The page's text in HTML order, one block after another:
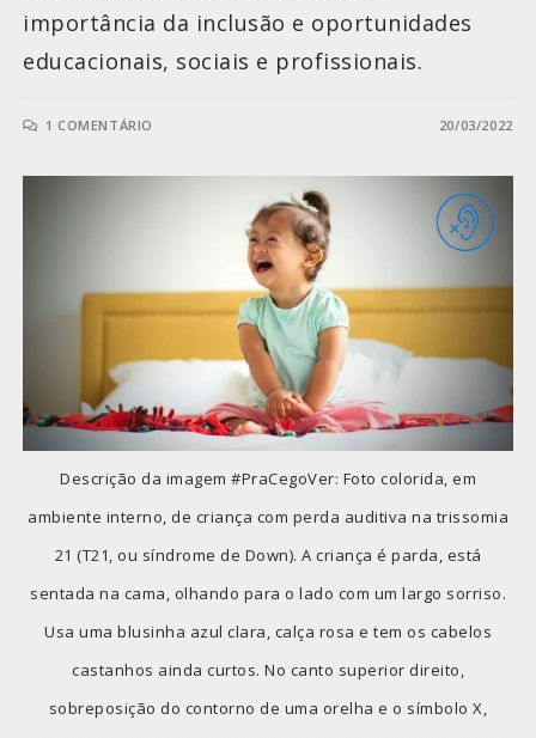
importância da inclusão e oportunidades
educacionais, sociais e profissionais.
1 COMENTÁRIO 20/03/2022
Descrição da imagem #PraCegoVer: Foto colorida, em
ambiente interno, de criança com perda auditiva na trissomia
21 (T21, ou síndrome de Down). A criança é parda, está
sentada na cama, olhando para o lado com um largo sorriso.
Usa uma blusinha azul clara, calça rosa e tem os cabelos
castanhos ainda curtos. No canto superior direito,
sobreposição do contorno de uma orelha e o símbolo X,